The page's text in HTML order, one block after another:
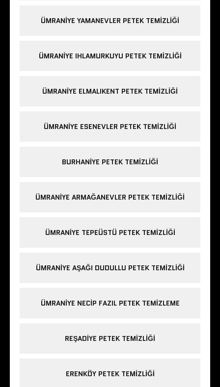
ÜMRANIYE YAMANEVLER PETEK TEMIZLIĞI
ÜMRANIYE IHLAMURKUYU PETEK TEMIZLIĞI
ÜMRANIYE ELMALIKENT PETEK TEMIZLIĞI
ÜMRANIYE ESENEVLER PETEK TEMIZLIĞI
BURHANIYE PETEK TEMIZLIĞI
ÜMRANIYE ARMAĞANEVLER PETEK TEMIZLIĞI
ÜMRANIYE TEPEÜSTÜ PETEK TEMIZLIĞI
ÜMRANIYE AŞAĞI DUDULLU PETEK TEMIZLIĞI
ÜMRANIYE NECIP FAZIL PETEK TEMIZLEME
REŞADIYE PETEK TEMIZLIĞI
ERENKÖY PETEK TEMIZLIĞI